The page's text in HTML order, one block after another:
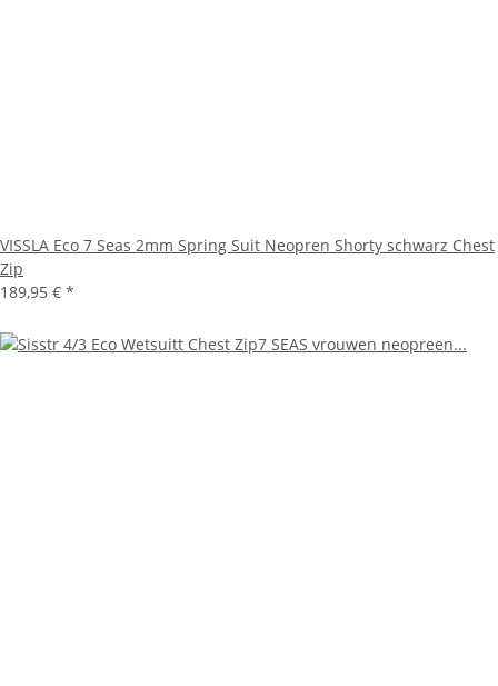
VISSLA Eco 7 Seas 2mm Spring Suit Neopren Shorty schwarz Chest
Zip
189,95 € *